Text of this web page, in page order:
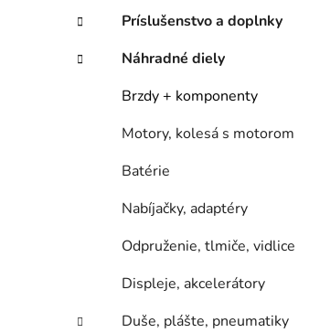
l
Príslušenstvo a doplnky
Náhradné diely
Brzdy + komponenty
Motory, kolesá s motorom
Batérie
Nabíjačky, adaptéry
Odpruženie, tlmiče, vidlice
Displeje, akcelerátory
Duše, plášte, pneumatiky